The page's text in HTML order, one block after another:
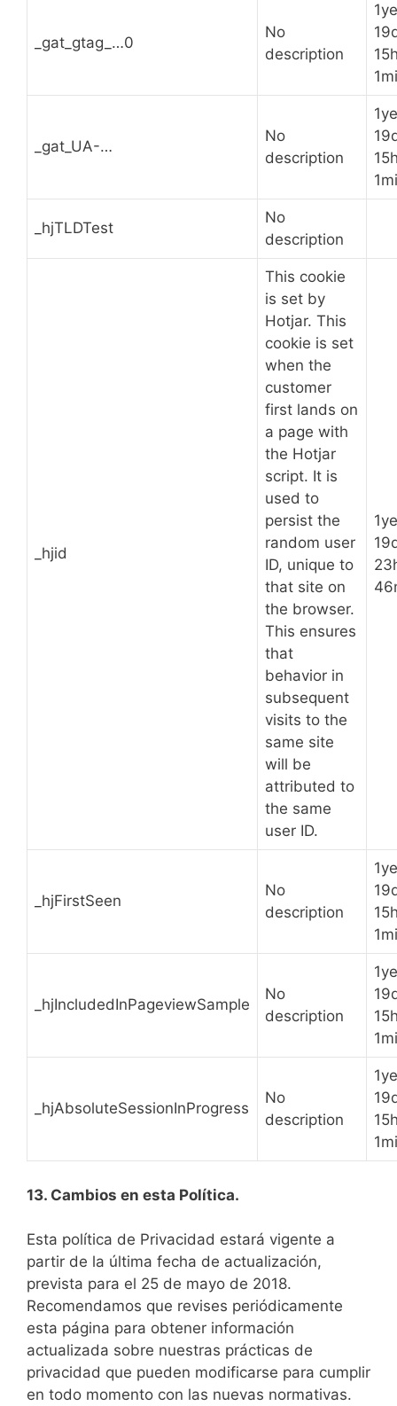
_gat_gtag_…0
No
description
_gat_UA-…
No
description
_hjTLDTest
No
description
_hjid
This cookie
is set by
Hotjar. This
cookie is set
when the
customer
first lands on
a page with
the Hotjar
script. It is
used to
persist the
random user
ID, unique to
that site on
the browser.
This ensures
that
behavior in
subsequent
visits to the
same site
will be
attributed to
the same
user ID.
_hjFirstSeen
No
description
_hjIncludedInPageviewSample
No
description
_hjAbsoluteSessionInProgress
No
description
13. Cambios en esta Política.
Esta política de Privacidad estará vigente a
partir de la última fecha de actualización,
prevista para el 25 de mayo de 2018.
Recomendamos que revises periódicamente
esta página para obtener información
actualizada sobre nuestras prácticas de
privacidad que pueden modificarse para cumplir
en todo momento con las nuevas normativas.